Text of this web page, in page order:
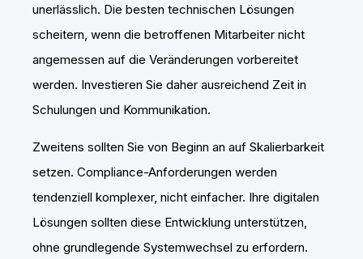
unerlässlich. Die besten technischen Lösungen
scheitern, wenn die betroffenen Mitarbeiter nicht
angemessen auf die Veränderungen vorbereitet
werden. Investieren Sie daher ausreichend Zeit in
Schulungen und Kommunikation.
Zweitens sollten Sie von Beginn an auf Skalierbarkeit
setzen. Compliance-Anforderungen werden
tendenziell komplexer, nicht einfacher. Ihre digitalen
Lösungen sollten diese Entwicklung unterstützen,
ohne grundlegende Systemwechsel zu erfordern.